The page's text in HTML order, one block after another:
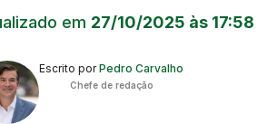
em 27/10/2025 às 17:58
Escrito porPedro Carvalho
Chefe de redação